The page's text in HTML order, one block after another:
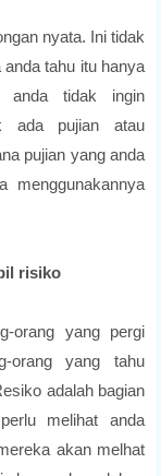
nyata. Ini tidak
tahu itu hanya
anda tidak ingin
ada pujian atau
pujian yang anda
menggunakannya
risiko
orang yang pergi
orang yang tahu
adalah bagian
melihat anda
akan melhat